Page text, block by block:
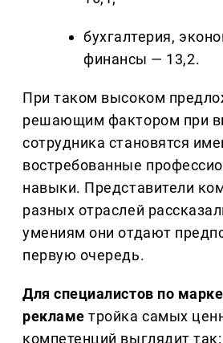
бухгалтерия,
финансы — 13,2.
При таком высоком
решающим фактором при
сотрудника становятся
востребованные
навыки. Представители
разных отраслей
умениям они отдают
первую очередь.
Для специалистов по
рекламе тройка самых
компетенций выглядит так: